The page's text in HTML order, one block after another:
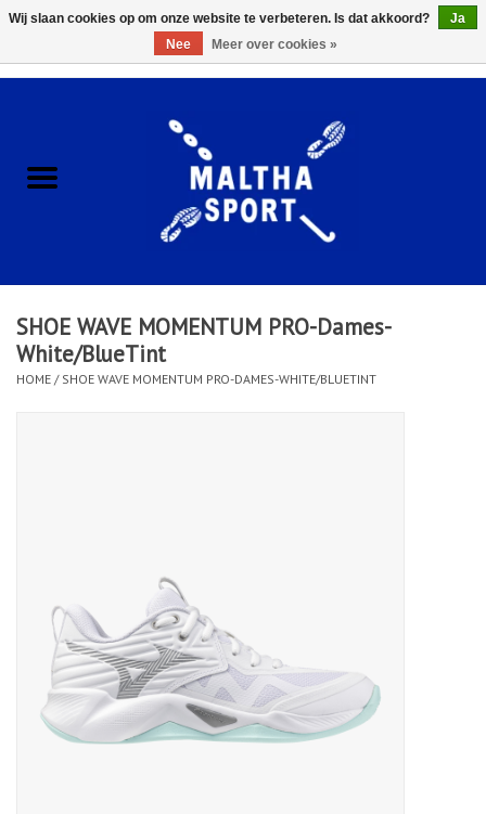
ACCESSOIRES/HARDWARE
KLEDING
CLUBSHOPS
SHOE WAVE MOMENTUM PRO-Dames-
White/BlueTint
HOME / SHOE WAVE MOMENTUM PRO-DAMES-WHITE/BLUETINT
Wij slaan cookies op om onze website te verbeteren. Is dat akkoord?
Ja
Nee
Meer over cookies »